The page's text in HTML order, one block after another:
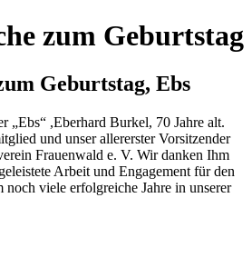
zum Geburtstag
Geburtstag, Ebs
„Ebs“ ,Eberhard Burkel, 70 Jahre alt.
und unser allererster Vorsitzender
Frauenwald e. V. Wir danken Ihm
Arbeit und Engagement für den
viele erfolgreiche Jahre in unserer